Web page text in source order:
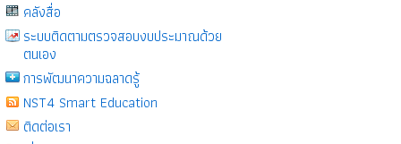
คลังสื่อ
ระบบติดตามตรวจสอบงบประมาณด้วย
ตนเอง
การพัฒนาความฉลาดรู้
NST4 Smart Education
ติดต่อเรา